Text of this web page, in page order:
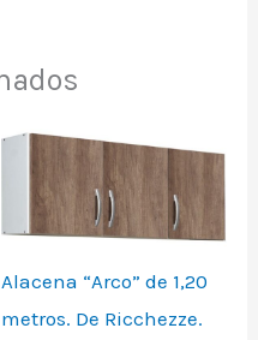
Alacena “Arco” de 1,20
metros. De Ricchezze.